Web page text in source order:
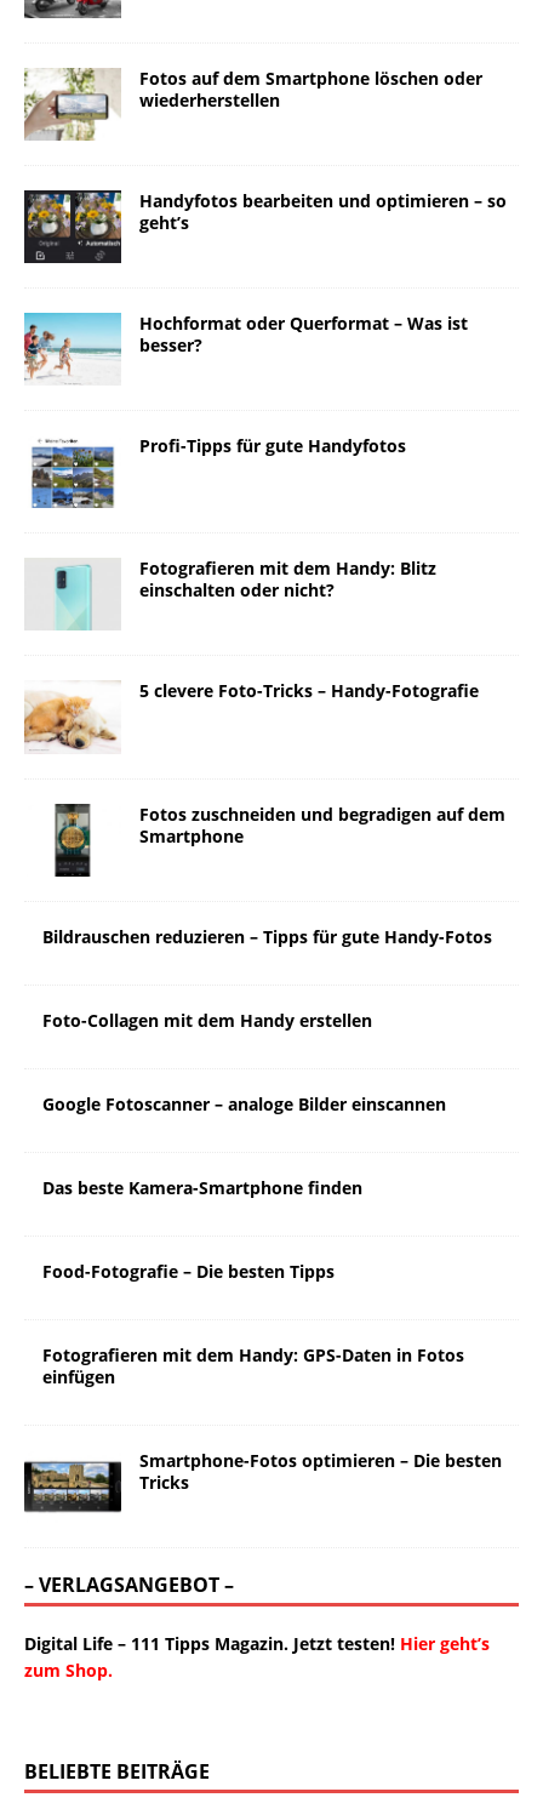
Fotos auf dem Smartphone löschen oder
wiederherstellen
Handyfotos bearbeiten und optimieren – so
geht’s
Hochformat oder Querformat – Was ist
besser?
Profi-Tipps für gute Handyfotos
Fotografieren mit dem Handy: Blitz
einschalten oder nicht?
5 clevere Foto-Tricks – Handy-Fotografie
Fotos zuschneiden und begradigen auf dem
Smartphone
Bildrauschen reduzieren – Tipps für gute Handy-Fotos
Foto-Collagen mit dem Handy erstellen
Google Fotoscanner – analoge Bilder einscannen
Das beste Kamera-Smartphone finden
Food-Fotografie – Die besten Tipps
Fotografieren mit dem Handy: GPS-Daten in Fotos
einfügen
Smartphone-Fotos optimieren – Die besten
Tricks
– VERLAGSANGEBOT –
Digital Life – 111 Tipps Magazin. Jetzt testen! Hier geht’s
zum Shop.
BELIEBTE BEITRÄGE